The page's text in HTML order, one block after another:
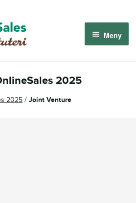
Meny
2025
2025 / Joint Venture